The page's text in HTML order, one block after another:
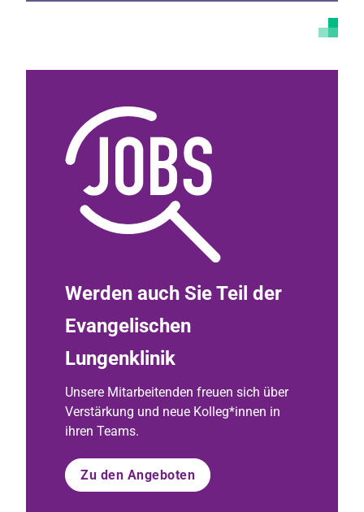
Werden auch Sie Teil der
Evangelischen
Lungenklinik
Unsere Mitarbeitenden freuen sich über
Verstärkung und neue Kolleg*innen in
ihren Teams.
Zu den Angeboten